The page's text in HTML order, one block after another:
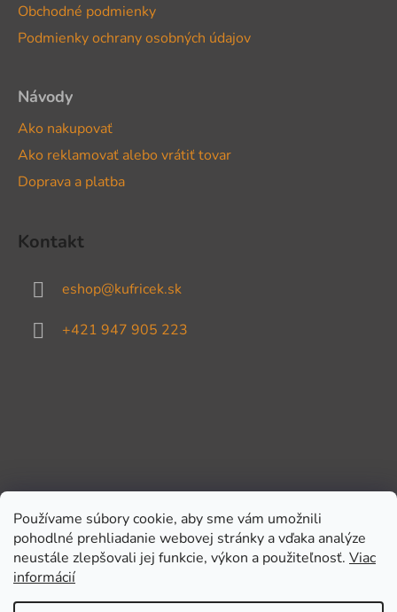
Používame súbory cookie, aby sme vám umožnili
pohodlné prehliadanie webovej stránky a vďaka analýze
neustále zlepšovali jej funkcie, výkon a použiteľnosť. Viac
informácií
Obchodné podmienky
Podmienky ochrany osobných údajov
Návody
Ako nakupovať
Ako reklamovať alebo vrátiť tovar
Doprava a platba
Kontakt
eshop@kufricek.sk
+421 947 905 223
Prijímame online platby